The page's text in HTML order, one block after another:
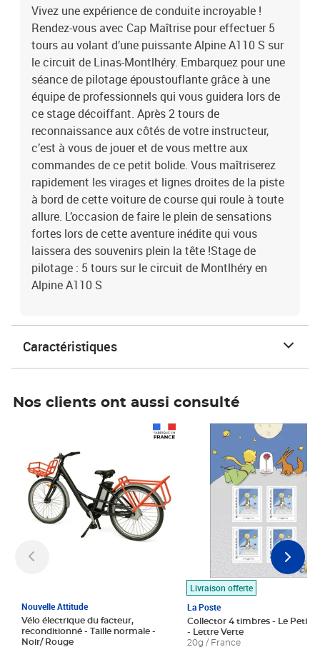
Vivez une expérience de conduite incroyable !
Rendez-vous avec Cap Maîtrise pour effectuer 5
tours au volant d’une puissante Alpine A110 S sur
le circuit de Linas-Montlhéry. Embarquez pour une
séance de pilotage époustouflante grâce à une
équipe de professionnels qui vous guidera lors de
ce stage décoiffant. Après 2 tours de
reconnaissance aux côtés de votre instructeur,
c’est à vous de jouer et de vous mettre aux
commandes de ce petit bolide. Vous maîtriserez
rapidement les virages et lignes droites de la piste
à bord de cette voiture de course qui roule à toute
allure. L’occasion de faire le plein de sensations
fortes lors de cette aventure inédite qui vous
laissera des souvenirs plein la tête !Stage de
pilotage : 5 tours sur le circuit de Montlhéry en
Alpine A110 S
Caractéristiques
Nos clients ont aussi consulté
Nouvelle Attitude
Vélo électrique du facteur,
reconditionné - Taille normale -
Noir/ Rouge
Livraison offerte
La Poste
Collector 4 timbres - Le Petit
- Lettre Verte
20g / France
Prix 7,50€